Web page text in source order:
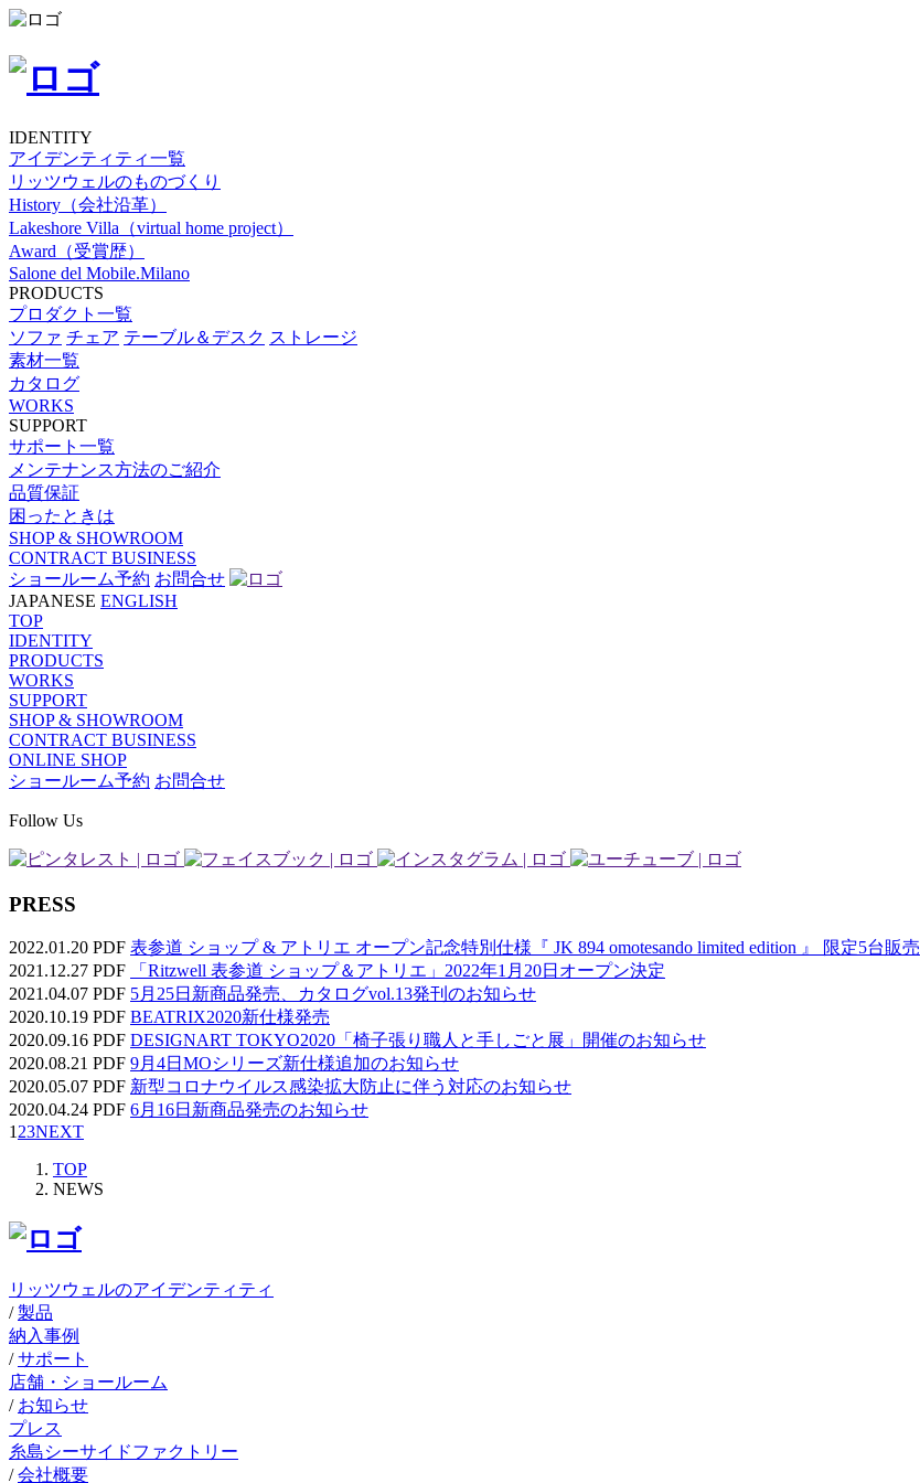
IDENTITY
アイデンティティ一覧
リッツウェルのものづくり
History（会社沿革）
Lakeshore Villa（virtual home project）
Award（受賞歴）
Salone del Mobile.Milano
PRODUCTS
プロダクト一覧
ソファ チェア テーブル＆デスク ストレージ
素材一覧
カタログ
WORKS
SUPPORT
サポート一覧
メンテナンス方法のご紹介
品質保証
困ったときは
SHOP & SHOWROOM
CONTRACT BUSINESS
ショールーム予約 お問合せ
JAPANESE ENGLISH
TOP
IDENTITY
PRODUCTS
WORKS
SUPPORT
SHOP & SHOWROOM
CONTRACT BUSINESS
ONLINE SHOP
ショールーム予約 お問合せ
Follow Us
PRESS
2022.01.20 PDF 表参道 ショップ & アトリエ オープン記念特別仕様『 JK 894 omotesando limited edition 』 限定5台販売
2021.12.27 PDF
「Ritzwell 表参道 ショップ＆アトリエ」2022年1月20日オープン決定
2021.04.07 PDF 5月25日新商品発売、カタログvol.13発刊のお知らせ
2020.10.19 PDF BEATRIX2020新仕様発売
2020.09.16 PDF DESIGNART TOKYO2020「椅子張り職人と手しごと展」開催のお知らせ
2020.08.21 PDF 9月4日MOシリーズ新仕様追加のお知らせ
2020.05.07 PDF 新型コロナウイルス感染拡大防止に伴う対応のお知らせ
2020.04.24 PDF 6月16日新商品発売のお知らせ
1 23NEXT
TOP
NEWS
リッツウェルのアイデンティティ
/製品
納入事例
/サポート
店舗・ショールーム
/ お知らせ
プレス
糸島シーサイドファクトリー
/会社概要